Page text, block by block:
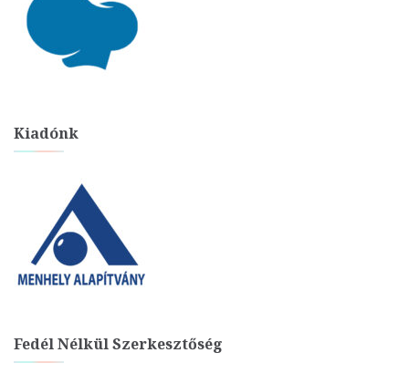
Kiadónk
Fedél Nélkül Szerkesztőség